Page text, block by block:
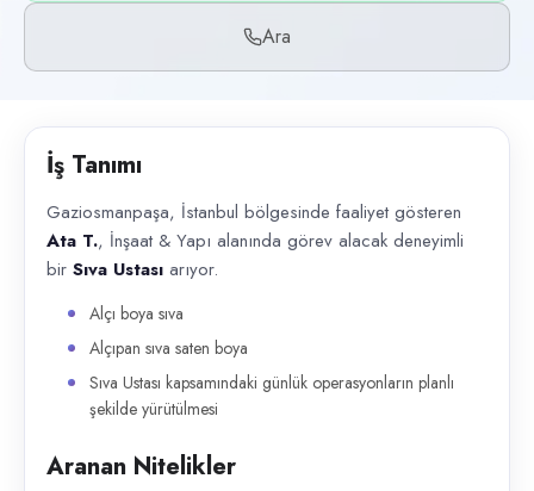
WhatsApp, Telefon
İlan açıklaması
Ara
İş Tanımı
Gaziosmanpaşa, İstanbul bölgesinde faaliyet gösteren
Ata T., İnşaat & Yapı alanında görev alacak deneyimli
bir Sıva Ustası arıyor.
Alçı boya sıva
Alçıpan sıva saten boya
Sıva Ustası kapsamındaki günlük operasyonların planlı
şekilde yürütülmesi
Aranan Nitelikler